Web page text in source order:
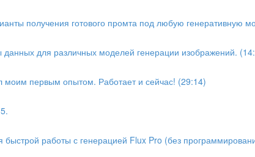
получения готового промта под любую генеративную
для различных моделей генерации изображений.
моим первым опытом. Работает и сейчас! (29:14)
работы с генерацией Flux Pro (без